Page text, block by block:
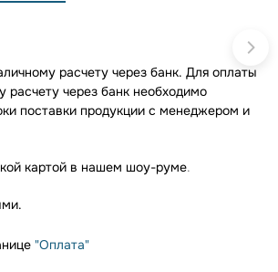
расчету через банк. Для оплаты
расчету через банк необходимо
поставки продукции с менеджером и
картой в нашем шоу-руме.
"Оплата"